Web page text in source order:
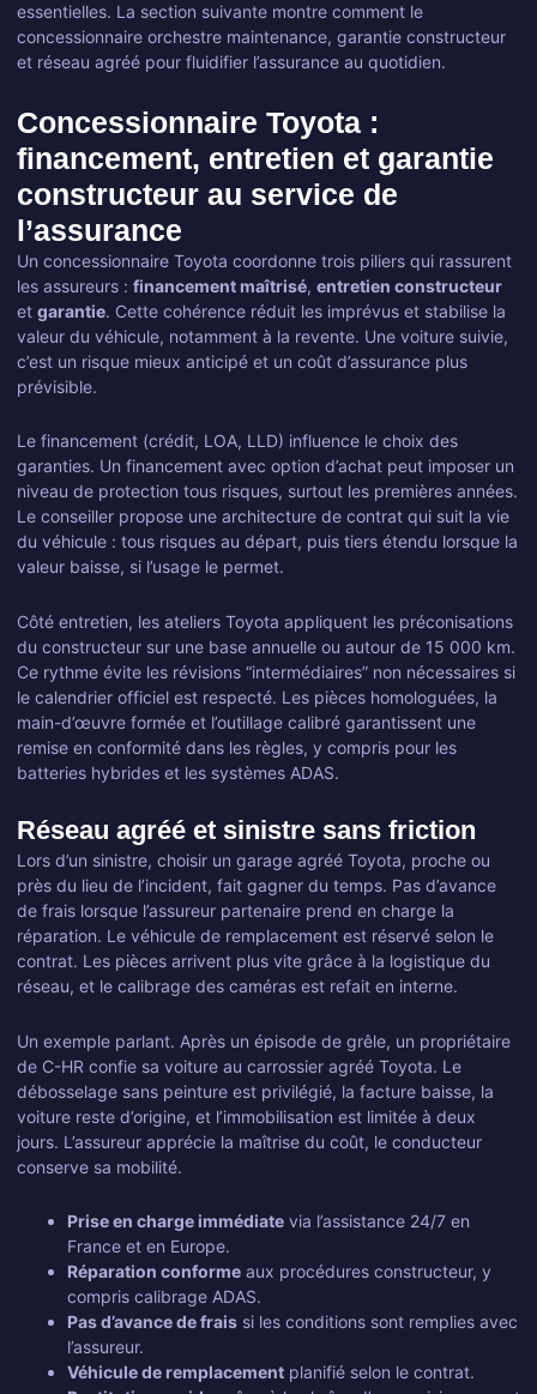
essentielles. La section suivante montre comment le
concessionnaire orchestre maintenance, garantie constructeur
et réseau agréé pour fluidifier l’assurance au quotidien.
Concessionnaire Toyota :
financement, entretien et garantie
constructeur au service de
l’assurance
Un concessionnaire Toyota coordonne trois piliers qui rassurent
les assureurs : financement maîtrisé, entretien constructeur
et garantie. Cette cohérence réduit les imprévus et stabilise la
valeur du véhicule, notamment à la revente. Une voiture suivie,
c’est un risque mieux anticipé et un coût d’assurance plus
prévisible.
Le financement (crédit, LOA, LLD) influence le choix des
garanties. Un financement avec option d’achat peut imposer un
niveau de protection tous risques, surtout les premières années.
Le conseiller propose une architecture de contrat qui suit la vie
du véhicule : tous risques au départ, puis tiers étendu lorsque la
valeur baisse, si l’usage le permet.
Côté entretien, les ateliers Toyota appliquent les préconisations
du constructeur sur une base annuelle ou autour de 15 000 km.
Ce rythme évite les révisions “intermédiaires” non nécessaires si
le calendrier officiel est respecté. Les pièces homologuées, la
main-d’œuvre formée et l’outillage calibré garantissent une
remise en conformité dans les règles, y compris pour les
batteries hybrides et les systèmes ADAS.
Réseau agréé et sinistre sans friction
Lors d’un sinistre, choisir un garage agréé Toyota, proche ou
près du lieu de l’incident, fait gagner du temps. Pas d’avance
de frais lorsque l’assureur partenaire prend en charge la
réparation. Le véhicule de remplacement est réservé selon le
contrat. Les pièces arrivent plus vite grâce à la logistique du
réseau, et le calibrage des caméras est refait en interne.
Un exemple parlant. Après un épisode de grêle, un propriétaire
de C-HR confie sa voiture au carrossier agréé Toyota. Le
débosselage sans peinture est privilégié, la facture baisse, la
voiture reste d’origine, et l’immobilisation est limitée à deux
jours. L’assureur apprécie la maîtrise du coût, le conducteur
conserve sa mobilité.
Prise en charge immédiate via l’assistance 24/7 en
France et en Europe.
Réparation conforme aux procédures constructeur, y
compris calibrage ADAS.
Pas d’avance de frais si les conditions sont remplies avec
l’assureur.
Véhicule de remplacement planifié selon le contrat.